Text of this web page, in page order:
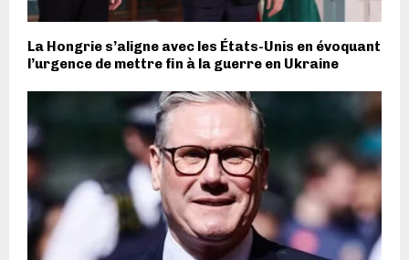
La Hongrie s’aligne avec les États-Unis en évoquant
l’urgence de mettre fin à la guerre en Ukraine